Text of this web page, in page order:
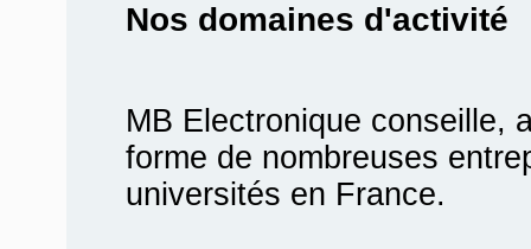
Nos domaines d'activité
MB Electronique conseille,
forme de nombreuses
universités en France.